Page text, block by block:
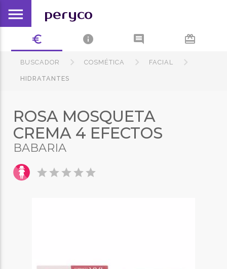
menu peryco
euro_symbol info comment card_giftcard
BUSCADOR COSMÉTICA FACIAL
HIDRATANTES
ROSA MOSQUETA
CREMA 4 EFECTOS
BABARIA
starstarstarstarstar